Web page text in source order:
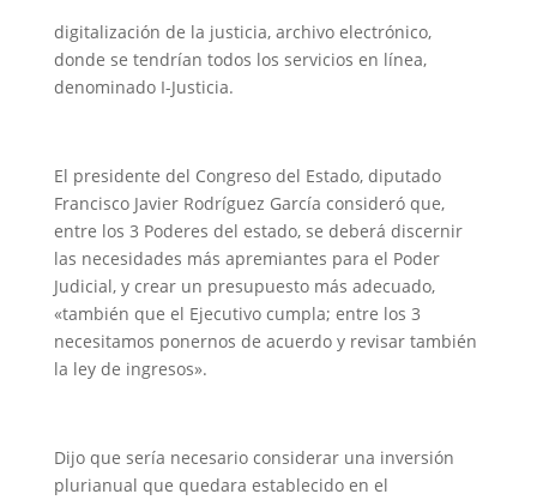
digitalización de la justicia, archivo electrónico,
donde se tendrían todos los servicios en línea,
denominado I-Justicia.
El presidente del Congreso del Estado, diputado
Francisco Javier Rodríguez García consideró que,
entre los 3 Poderes del estado, se deberá discernir
las necesidades más apremiantes para el Poder
Judicial, y crear un presupuesto más adecuado,
«también que el Ejecutivo cumpla; entre los 3
necesitamos ponernos de acuerdo y revisar también
la ley de ingresos».
Dijo que sería necesario considerar una inversión
plurianual que quedara establecido en el